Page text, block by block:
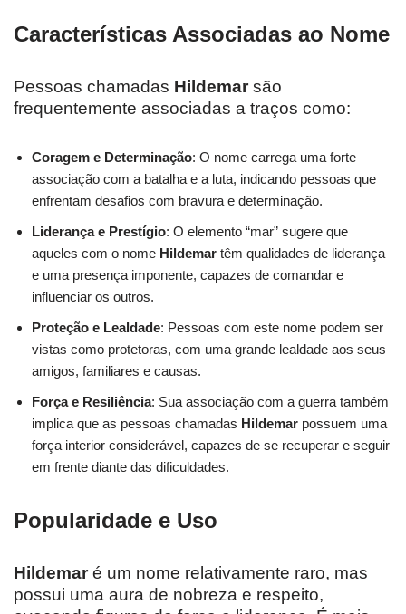
Características Associadas ao Nome
Pessoas chamadas Hildemarsão
frequentemente associadas a traços como:
Coragem e Determinação: O nome carrega uma forte
associação com a batalha e a luta, indicando pessoas que
enfrentam desafios com bravura e determinação.
Liderança e Prestígio: O elemento “mar” sugere que
aqueles com o nome Hildemar têm qualidades de liderança
e uma presença imponente, capazes de comandar e
influenciar os outros.
Proteção e Lealdade: Pessoas com este nome podem ser
vistas como protetoras, com uma grande lealdade aos seus
amigos, familiares e causas.
Força e Resiliência: Sua associação com a guerra também
implica que as pessoas chamadas Hildemar possuem uma
força interior considerável, capazes de se recuperar e seguir
em frente diante das dificuldades.
Popularidade e Uso
Hildemaré um nome relativamente raro, mas
possui uma aura de nobreza e respeito,